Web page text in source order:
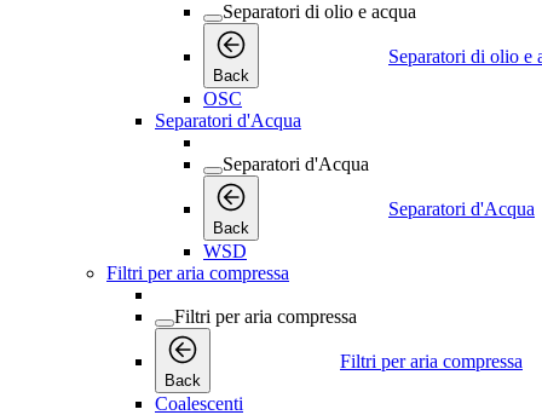
Separatori di olio e acqua
Back
Separatori di olio e
OSC
Separatori d'Acqua
Separatori d'Acqua
Back
Separatori d'Acqua
WSD
Filtri per aria compressa
Filtri per aria compressa
Back
Filtri per aria compressa
Coalescenti